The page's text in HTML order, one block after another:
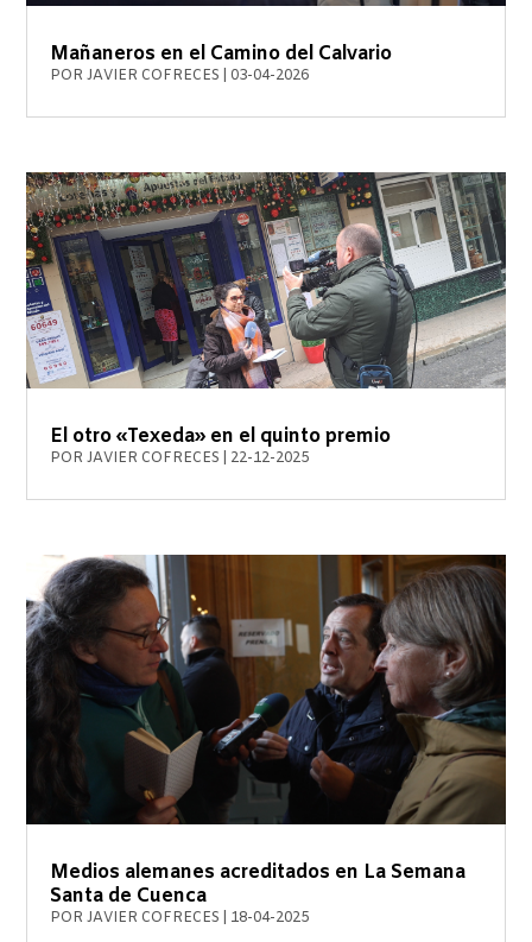
Mañaneros en el Camino del Calvario
PORJAVIER COFRECES 03-04-2026
El otro «Texeda» en el quinto premio
PORJAVIER COFRECES 22-12-2025
Medios alemanes acreditados en La Semana
Santa de Cuenca
PORJAVIER COFRECES 18-04-2025